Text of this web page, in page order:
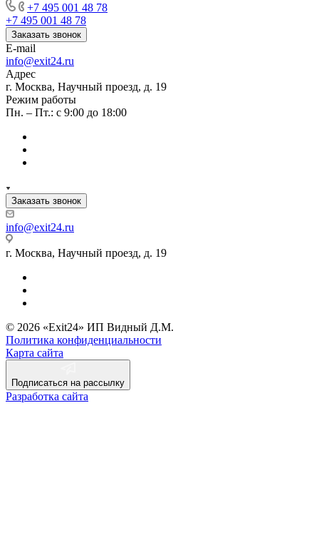
+7 495 001 48 78
+7 495 001 48 78
Заказать звонок
E-mail
info@exit24.ru
Адрес
г. Москва, Научный проезд, д. 19
Режим работы
Пн. – Пт.: с 9:00 до 18:00
Заказать звонок
info@exit24.ru
г. Москва, Научный проезд, д. 19
© 2026 «Exit24» ИП Видный Д.М.
Политика конфиденциальности
Карта сайта
Подписаться на рассылку
Разработка сайта